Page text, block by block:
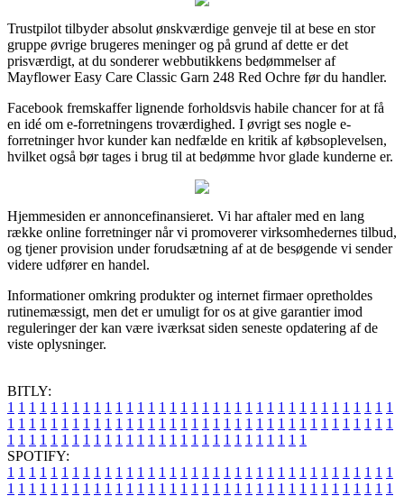
Trustpilot tilbyder absolut ønskværdige genveje til at bese en stor
gruppe øvrige brugeres meninger og på grund af dette er det
prisværdigt, at du sonderer webbutikkens bedømmelser af
Mayflower Easy Care Classic Garn 248 Red Ochre før du handler.
Facebook fremskaffer lignende forholdsvis habile chancer for at få
en idé om e-forretningens troværdighed. I øvrigt ses nogle e-
forretninger hvor kunder kan nedfælde en kritik af købsoplevelsen,
hvilket også bør tages i brug til at bedømme hvor glade kunderne er.
Hjemmesiden er annoncefinansieret. Vi har aftaler med en lang
række online forretninger når vi promoverer virksomhedernes tilbud,
og tjener provision under forudsætning af at de besøgende vi sender
videre udfører en handel.
Informationer omkring produkter og internet firmaer opretholdes
rutinemæssigt, men det er umuligt for os at give garantier imod
reguleringer der kan være iværksat siden seneste opdatering af de
viste oplysninger.
BITLY:
1 1 1 1 1 1 1 1 1 1 1 1 1 1 1 1 1 1 1 1 1 1 1 1 1 1 1 1 1 1 1 1 1 1 1 1
1 1 1 1 1 1 1 1 1 1 1 1 1 1 1 1 1 1 1 1 1 1 1 1 1 1 1 1 1 1 1 1 1 1 1 1
1 1 1 1 1 1 1 1 1 1 1 1 1 1 1 1 1 1 1 1 1 1 1 1 1 1 1 1
SPOTIFY:
1 1 1 1 1 1 1 1 1 1 1 1 1 1 1 1 1 1 1 1 1 1 1 1 1 1 1 1 1 1 1 1 1 1 1 1
1 1 1 1 1 1 1 1 1 1 1 1 1 1 1 1 1 1 1 1 1 1 1 1 1 1 1 1 1 1 1 1 1 1 1 1